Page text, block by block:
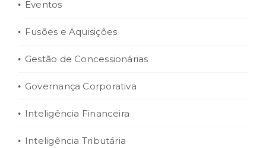
Eventos
Fusões e Aquisições
Gestão de Concessionárias
Governança Corporativa
Inteligência Financeira
Inteligência Tributária